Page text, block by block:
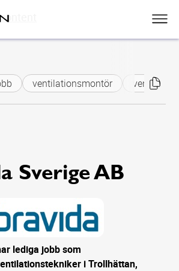
ventilationsmontör
Sverige AB
lediga jobb som
i Trollhättan,